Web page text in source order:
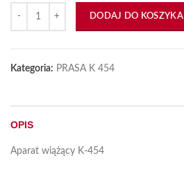
DODAJ DO KOSZYKA
Kategoria: PRASA K 454
OPIS
Aparat wiążący K-454